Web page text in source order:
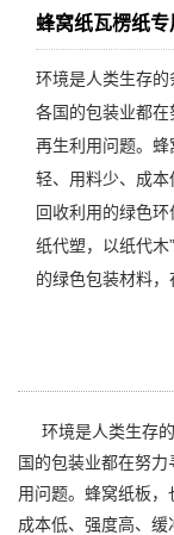
蜂窝纸瓦楞纸专
环境是人类生存
各国的包装业都
再生利用问题。
轻、用料少、成
回收利用的绿色
纸代塑，以纸代木
的绿色包装材料，
环境是人类生存的
国的包装业都在努
用问题。蜂窝纸板，
成本低、强度高、